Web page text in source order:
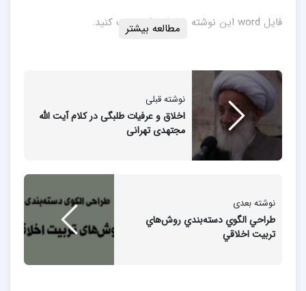
فایل word این نوشته را از اینجا دریافت کنید.مطالعه بیشتر
نوشته قبلی
اخلاق و عرفیات طلبگی در کلام آیت الله
مجتهدی تهرانی
نوشته بعدی
طراحي الگوي دسته‌بندي روش‌هاي
تربيت اخلاقي